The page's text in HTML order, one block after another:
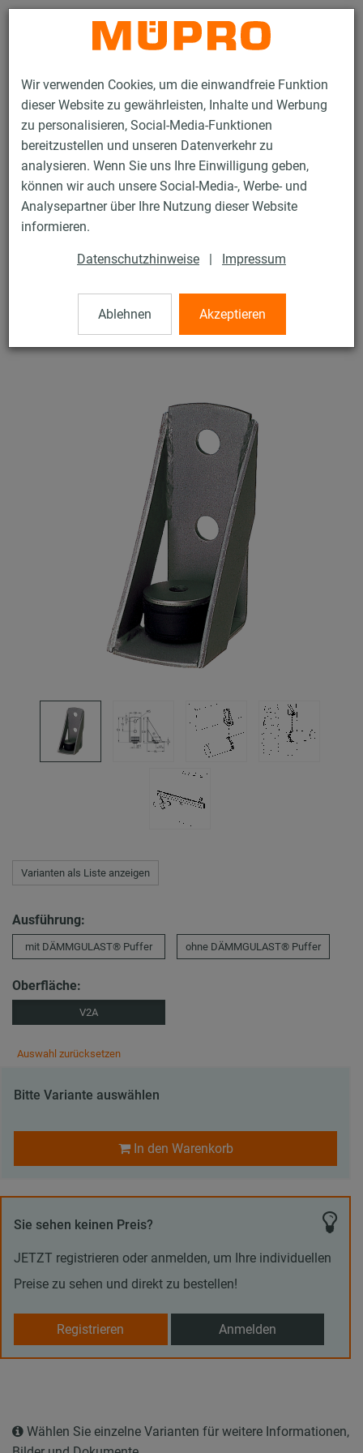
Wir verwenden Cookies, um die einwandfreie Funktion
dieser Website zu gewährleisten, Inhalte und Werbung
zu personalisieren, Social-Media-Funktionen
bereitzustellen und unseren Datenverkehr zu
analysieren. Wenn Sie uns Ihre Einwilligung geben,
können wir auch unsere Social-Media-, Werbe- und
Analysepartner über Ihre Nutzung dieser Website
informieren.
Datenschutzhinweise | Impressum
Ablehnen Akzeptieren
Kontakt
Produkte Befestigungstechnik
Lüftungsbefestigung
Edelstahlprodukte für die Lüftungsbefestigung
Winkelhänger
Winkelhänger
Varianten als Liste anzeigen
Ausführung:
mit DÄMMGULAST® Puffer ohne DÄMMGULAST® Puffer
Oberfläche:
V2A
Auswahl zurücksetzen
Bitte Variante auswählen
In den Warenkorb
Sie sehen keinen Preis?
JETZT registrieren oder anmelden, um Ihre individuellen
Preise zu sehen und direkt zu bestellen!
Registrieren Anmelden
Wählen Sie einzelne Varianten für weitere Informationen,